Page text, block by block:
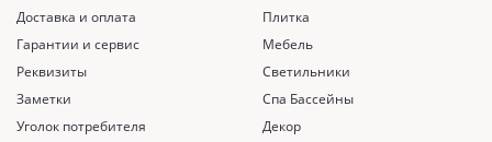
Доставка и оплата
Гарантии и сервис
Реквизиты
Заметки
Уголок потребителя
Плитка
Мебель
Светильники
Спа Бассейны
Декор